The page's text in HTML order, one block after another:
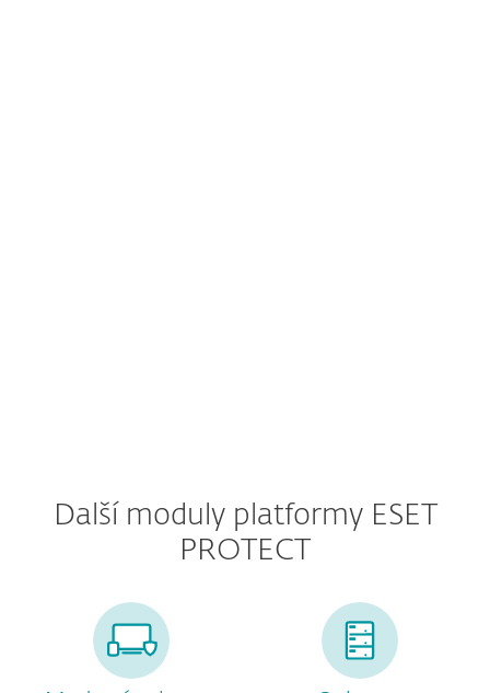
Další moduly platformy ESET
PROTECT